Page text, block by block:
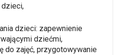
dzieci,
dzieci: zapewnienie
dziećmi,
do zajęć, przygotowywanie